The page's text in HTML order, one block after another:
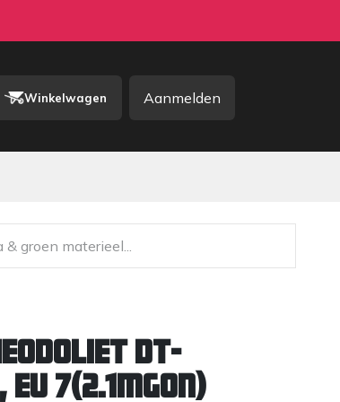
Winkelwagen Aanmelden
DT-
EU 7(2.1mgon)